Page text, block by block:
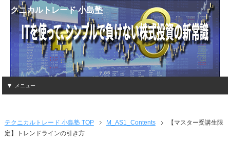
テクニカルトレード 小島塾
メニュー
テクニカルトレード 小島塾 TOP M_AS1_Contents
【マスター受講生限
定】トレンドラインの引き方